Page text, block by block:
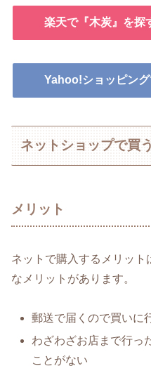
楽天で『木炭』を探
Yahoo!ショッピン
ネットショップで買
メリット
ネットで購入するメリッ
なメリットがあります。
郵送で届くので買いに
わざわざお店まで行っ
ことがない